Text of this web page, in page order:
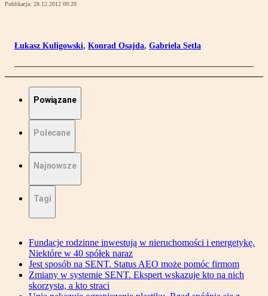
Publikacja: 28.12.2012 09:20
Łukasz Kuligowski, Konrad Osajda, Gabriela Setla
Powiązane
Polecane
Najnowsze
Tagi
Fundacje rodzinne inwestują w nieruchomości i energetykę.
Niektóre w 40 spółek naraz
Jest sposób na SENT. Status AEO może pomóc firmom
Zmiany w systemie SENT. Ekspert wskazuje kto na nich
skorzysta, a kto straci